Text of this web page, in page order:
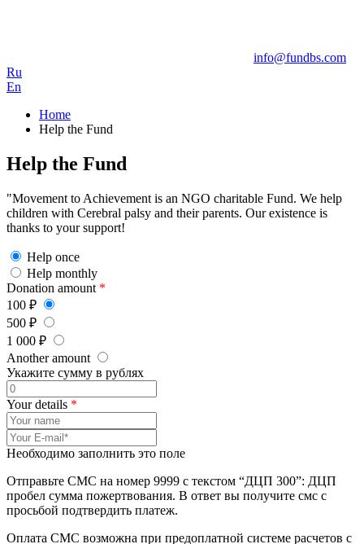
info@fundbs.com
Ru
En
Home
Help the Fund
Help the Fund
"Movement to Achievement is an NGO charitable Fund. We help
children with Cerebral palsy and their parents. Our existence is
thanks to your support!
Help once
Help monthly
Donation amount *
100 ₽
500 ₽
1 000 ₽
Another amount
Укажите сумму в рублях
Your details *
Необходимо заполнить это поле
Отправьте СМС на номер 9999 с текстом “ДЦП 300”: ДЦП
пробел сумма пожертвования. В ответ вы получите смс с
просьбой подтвердить платеж.
Оплата СМС возможна при предоплатной системе расчетов с